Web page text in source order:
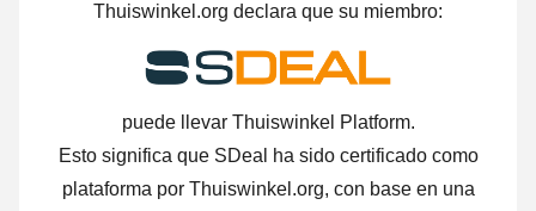
Thuiswinkel.org declara que su miembro:
puede llevar Thuiswinkel Platform.
Esto significa que SDeal ha sido certificado como
plataforma por Thuiswinkel.org, con base en una